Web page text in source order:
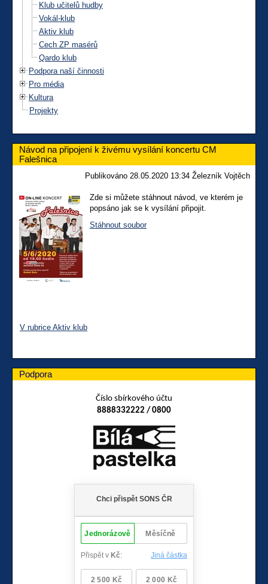
Klub učitelů hudby
Vokál-klub
Aktiv klub
Cech ZP masérů
Qardo klub
Podpora naší činnosti
Pro média
Kultura
Projekty
Návod na připojení k živému vysílání koncertu CM
Falešnica
Publikováno 28.05.2020 13:34 Železník Vojtěch
Zde si můžete stáhnout návod, ve kterém je
popsáno jak se k vysílání připojit.
Stáhnout soubor
V rubrice Aktiv klub
Podpora
Číslo sbírkového účtu
8888332222 / 0800